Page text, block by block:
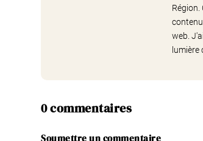
web.
lumière
0 commentaires